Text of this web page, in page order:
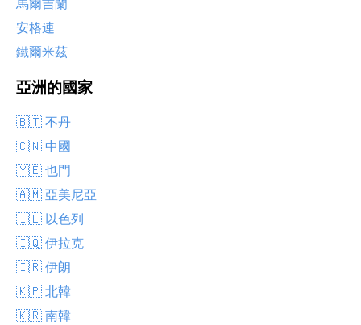
馬爾吉蘭
安格連
鐵爾米茲
亞洲的國家
🇧🇹 不丹
🇨🇳 中國
🇾🇪 也門
🇦🇲 亞美尼亞
🇮🇱 以色列
🇮🇶 伊拉克
🇮🇷 伊朗
🇰🇵 北韓
🇰🇷 南韓